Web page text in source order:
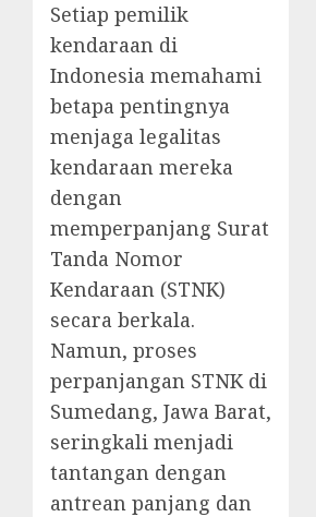
Setiap pemilik
kendaraan di
Indonesia memahami
betapa pentingnya
menjaga legalitas
kendaraan mereka
dengan
memperpanjang Surat
Tanda Nomor
Kendaraan (STNK)
secara berkala.
Namun, proses
perpanjangan STNK di
Sumedang, Jawa Barat,
seringkali menjadi
tantangan dengan
antrean panjang dan